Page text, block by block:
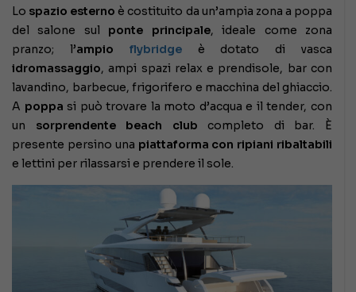
Lo spazio esterno è costituito da un’ampia zona a poppa
del salone sul ponte principale, ideale come zona
pranzo; l’ampio flybridgeè dotato di vasca
idromassaggio, ampi spazi relax e prendisole, bar con
lavandino, barbecue, frigorifero e macchina del ghiaccio.
A poppa si può trovare la moto d’acqua e il tender, con
un sorprendente beach club completo di bar. È
presente persino una piattaforma con ripiani ribaltabili
e lettini per rilassarsi e prendere il sole.